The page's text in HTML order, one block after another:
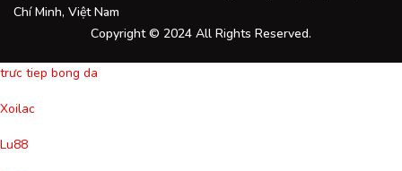
Chí Minh, Việt Nam
Copyright © 2024 All Rights Reserved.
trưc tiep bong da
Xoilac
Lu88